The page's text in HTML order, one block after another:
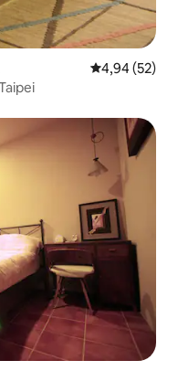
4,94 de uma
4,94 (52)